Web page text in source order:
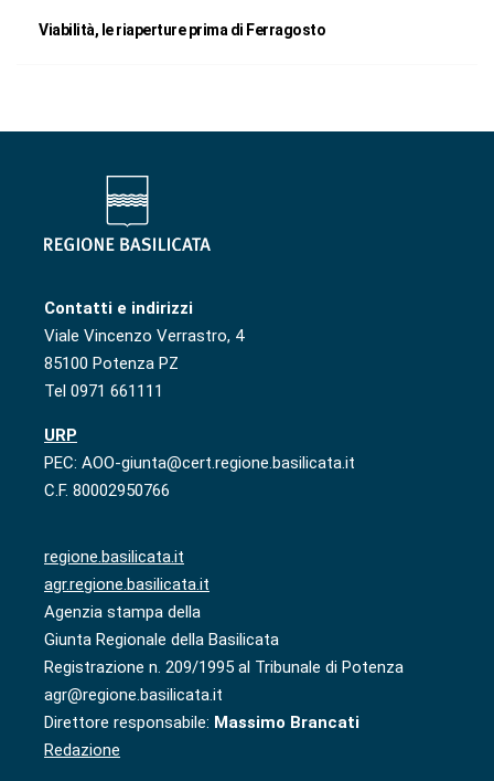
Viabilità, le riaperture prima di Ferragosto
Contatti e indirizzi
Viale Vincenzo Verrastro, 4
85100 Potenza PZ
Tel 0971 661111
URP
PEC: AOO-giunta@cert.regione.basilicata.it
C.F. 80002950766
regione.basilicata.it
agr.regione.basilicata.it
Agenzia stampa della
Giunta Regionale della Basilicata
Registrazione n. 209/1995 al Tribunale di Potenza
agr@regione.basilicata.it
Direttore responsabile: Massimo Brancati
Redazione